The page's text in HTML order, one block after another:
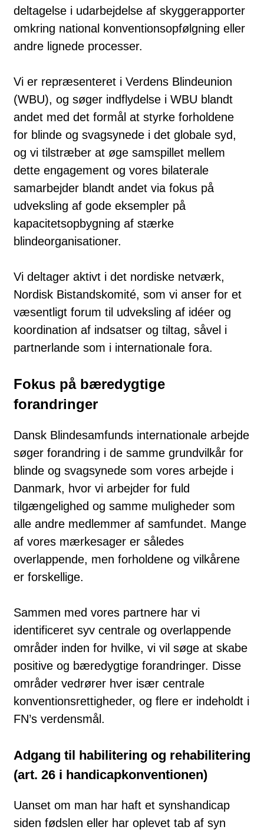
deltagelse i udarbejdelse af skyggerapporter
omkring national konventionsopfølgning eller
andre lignede processer.
Vi er repræsenteret i Verdens Blindeunion
(WBU), og søger indflydelse i WBU blandt
andet med det formål at styrke forholdene
for blinde og svagsynede i det globale syd,
og vi tilstræber at øge samspillet mellem
dette engagement og vores bilaterale
samarbejder blandt andet via fokus på
udveksling af gode eksempler på
kapacitetsopbygning af stærke
blindeorganisationer.
Vi deltager aktivt i det nordiske netværk,
Nordisk Bistandskomité, som vi anser for et
væsentligt forum til udveksling af idéer og
koordination af indsatser og tiltag, såvel i
partnerlande som i internationale fora.
Fokus på bæredygtige
forandringer
Dansk Blindesamfunds internationale arbejde
søger forandring i de samme grundvilkår for
blinde og svagsynede som vores arbejde i
Danmark, hvor vi arbejder for fuld
tilgængelighed og samme muligheder som
alle andre medlemmer af samfundet. Mange
af vores mærkesager er således
overlappende, men forholdene og vilkårene
er forskellige.
Sammen med vores partnere har vi
identificeret syv centrale og overlappende
områder inden for hvilke, vi vil søge at skabe
positive og bæredygtige forandringer. Disse
områder vedrører hver især centrale
konventionsrettigheder, og flere er indeholdt i
FN’s verdensmål.
Adgang til habilitering og rehabilitering
(art. 26 i handicapkonventionen)
Uanset om man har haft et synshandicap
siden fødslen eller har oplevet tab af syn